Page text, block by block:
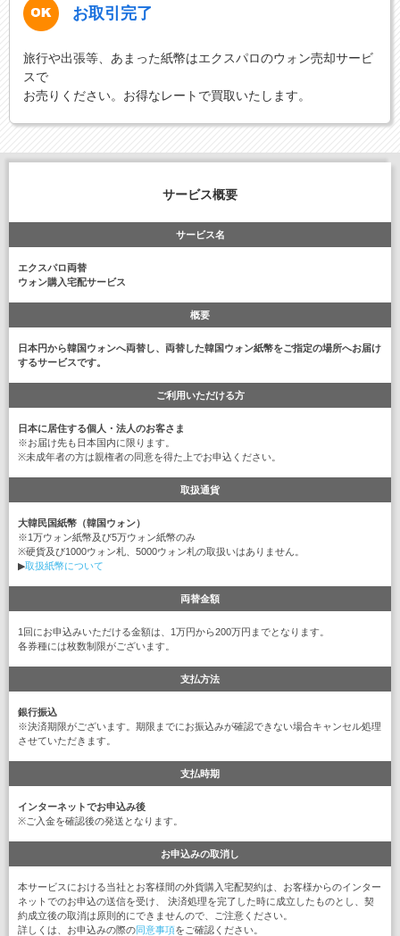
お取引完了
旅行や出張等、あまった紙幣はエクスパロのウォン売却サービ
スで
お売りください。お得なレートで買取いたします。
サービス概要
サービス名
エクスパロ両替
ウォン購入宅配サービス
概要
日本円から韓国ウォンへ両替し、両替した韓国ウォン紙幣をご指定の場所へお届け
するサービスです。
ご利用いただける方
日本に居住する個人・法人のお客さま
※お届け先も日本国内に限ります。
※未成年者の方は親権者の同意を得た上でお申込ください。
取扱通貨
大韓民国紙幣（韓国ウォン）
※1万ウォン紙幣及び5万ウォン紙幣のみ
※硬貨及び1000ウォン札、5000ウォン札の取扱いはありません。
▶取扱紙幣について
両替金額
1回にお申込みいただける金額は、1万円から200万円までとなります。
各券種には枚数制限がございます。
支払方法
銀行振込
※決済期限がございます。期限までにお振込みが確認できない場合キャンセル処理
させていただきます。
支払時期
インターネットでお申込み後
※ご入金を確認後の発送となります。
お申込みの取消し
本サービスにおける当社とお客様間の外貨購入宅配契約は、お客様からのインター
ネットでのお申込の送信を受け、 決済処理を完了した時に成立したものとし、契
約成立後の取消は原則的にできませんので、ご注意ください。
詳しくは、お申込みの際の同意事項をご確認ください。